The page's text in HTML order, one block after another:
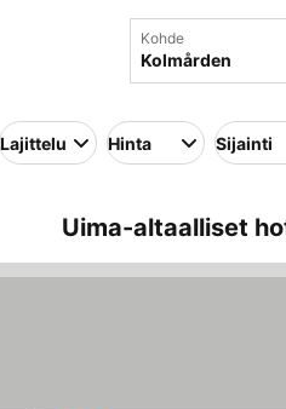
Kohde
Lajittelu Hinta Sijainti
Uima-altaalliset